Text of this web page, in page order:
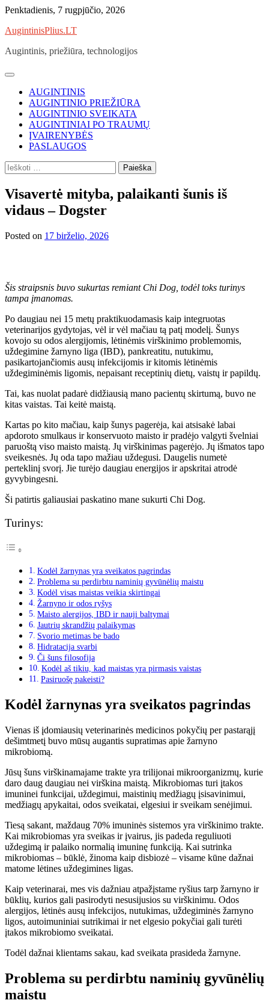
Skip
content
Penktadienis, 7 rugpjūčio, 2026
AugintinisPlius.LT
Augintinis, priežiūra, technologijos
AUGINTINIS
AUGINTINIO PRIEŽIŪRA
AUGINTINIO SVEIKATA
AUGINTINIAI PO TRAUMŲ
ĮVAIRENYBĖS
PASLAUGOS
Ieškoti:
Visavertė mityba, palaikanti šunis iš
vidaus – Dogster
Posted on 17 birželio, 2026
Šis straipsnis buvo sukurtas remiant Chi Dog, todėl toks turinys
tampa įmanomas.
Po daugiau nei 15 metų praktikuodamasis kaip integruotas
veterinarijos gydytojas, vėl ir vėl mačiau tą patį modelį. Šunys
kovojo su odos alergijomis, lėtinėmis virškinimo problemomis,
uždegimine žarnyno liga (IBD), pankreatitu, nutukimu,
pasikartojančiomis ausų infekcijomis ir kitomis lėtinėmis
uždegiminėmis ligomis, nepaisant receptinių dietų, vaistų ir papildų.
Tai, kas nuolat padarė didžiausią mano pacientų skirtumą, buvo ne
kitas vaistas. Tai keitė maistą.
Kartas po kito mačiau, kaip šunys pagerėja, kai atsisakė labai
apdoroto smulkaus ir konservuoto maisto ir pradėjo valgyti švelniai
paruoštą viso maisto maistą. Jų virškinimas pagerėjo. Jų išmatos tapo
sveikesnės. Jų oda tapo mažiau uždegusi. Daugelis numetė
perteklinį svorį. Jie turėjo daugiau energijos ir apskritai atrodė
gyvybingesni.
Ši patirtis galiausiai paskatino mane sukurti Chi Dog.
Turinys:
Kodėl žarnynas yra sveikatos pagrindas
Problema su perdirbtu naminių gyvūnėlių maistu
Kodėl visas maistas veikia skirtingai
Žarnyno ir odos ryšys
Maisto alergijos, IBD ir nauji baltymai
Jautrių skrandžių palaikymas
Svorio metimas be bado
Hidratacija svarbi
Či šuns filosofija
Kodėl aš tikiu, kad maistas yra pirmasis vaistas
Pasiruošę pakeisti?
Kodėl žarnynas yra sveikatos pagrindas
Vienas iš įdomiausių veterinarinės medicinos pokyčių per pastarąjį
dešimtmetį buvo mūsų augantis supratimas apie žarnyno
mikrobiomą.
Jūsų šuns virškinamajame trakte yra trilijonai mikroorganizmų, kurie
daro daug daugiau nei virškina maistą. Mikrobiomas turi įtakos
imuninei funkcijai, uždegimui, maistinių medžiagų įsisavinimui,
medžiagų apykaitai, odos sveikatai, elgesiui ir sveikam senėjimui.
Tiesą sakant, maždaug 70% imuninės sistemos yra virškinimo trakte.
Kai mikrobiomas yra sveikas ir įvairus, jis padeda reguliuoti
uždegimą ir palaiko normalią imuninę funkciją. Kai sutrinka
mikrobiomas – būklė, žinoma kaip disbiozė – visame kūne dažnai
matome lėtines uždegimines ligas.
Kaip veterinarai, mes vis dažniau atpažįstame ryšius tarp žarnyno ir
būklių, kurios gali pasirodyti nesusijusios su virškinimu. Odos
alergijos, lėtinės ausų infekcijos, nutukimas, uždegiminės žarnyno
ligos, autoimuniniai sutrikimai ir net elgesio pokyčiai gali turėti
įtakos mikrobiomo sveikatai.
Todėl dažnai klientams sakau, kad sveikata prasideda žarnyne.
Problema su perdirbtu naminių gyvūnėlių
maistu